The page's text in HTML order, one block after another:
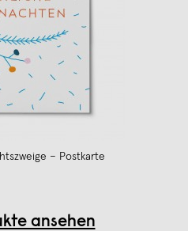
– Postkarte
ansehen